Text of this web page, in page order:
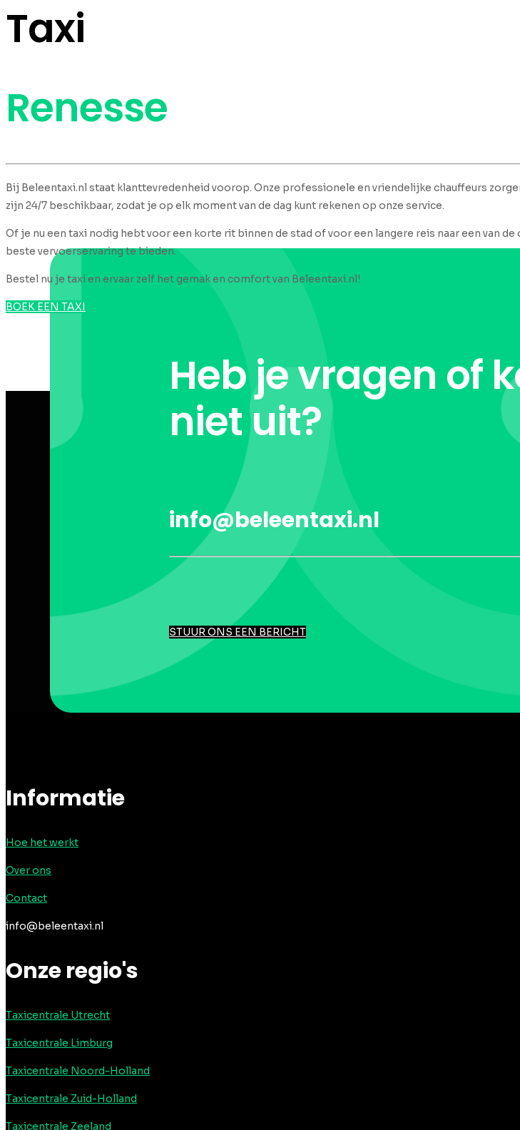
Taxi
Renesse
Bij Beleentaxi.nl staat klanttevredenheid voorop. Onze professionele en vriendelijke chauffeurs
zijn 24/7 beschikbaar, zodat je op elk moment van de dag kunt rekenen op onze service.
Of je nu een taxi nodig hebt voor een korte rit binnen de stad of voor een langere reis naar een van
beste vervoerservaring te bieden.
Bestel nu je taxi en ervaar zelf het gemak en comfort van Beleentaxi.nl!
BOEK EEN TAXI
Heb je vragen of
niet uit?
info@beleentaxi.nl
STUUR ONS EEN BERICHT
Informatie
Hoe het werkt
Over ons
Contact
info@beleentaxi.nl
Onze regio's
Taxicentrale Utrecht
Taxicentrale Limburg
Taxicentrale Noord-Holland
Taxicentrale Zuid-Holland
Taxicentrale Zeeland